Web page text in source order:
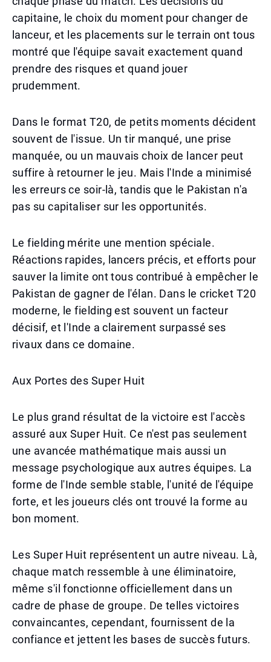
capitaine, le choix du moment pour changer de
lanceur, et les placements sur le terrain ont tous
montré que l'équipe savait exactement quand
prendre des risques et quand jouer
prudemment.
Dans le format T20, de petits moments décident
souvent de l'issue. Un tir manqué, une prise
manquée, ou un mauvais choix de lancer peut
suffire à retourner le jeu. Mais l'Inde a minimisé
les erreurs ce soir-là, tandis que le Pakistan n'a
pas su capitaliser sur les opportunités.
Le fielding mérite une mention spéciale.
Réactions rapides, lancers précis, et efforts pour
sauver la limite ont tous contribué à empêcher le
Pakistan de gagner de l'élan. Dans le cricket T20
moderne, le fielding est souvent un facteur
décisif, et l'Inde a clairement surpassé ses
rivaux dans ce domaine.
Aux Portes des Super Huit
Le plus grand résultat de la victoire est l'accès
assuré aux Super Huit. Ce n'est pas seulement
une avancée mathématique mais aussi un
message psychologique aux autres équipes. La
forme de l'Inde semble stable, l'unité de l'équipe
forte, et les joueurs clés ont trouvé la forme au
bon moment.
Les Super Huit représentent un autre niveau. Là,
chaque match ressemble à une éliminatoire,
même s'il fonctionne officiellement dans un
cadre de phase de groupe. De telles victoires
convaincantes, cependant, fournissent de la
confiance et jettent les bases de succès futurs.